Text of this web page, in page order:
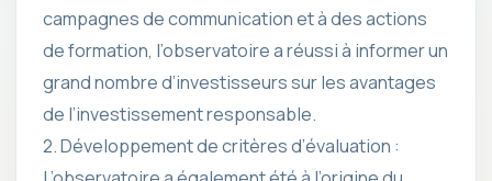
campagnes de communication et à des actions
de formation, l’observatoire a réussi à informer un
grand nombre d’investisseurs sur les avantages
de l’investissement responsable.
2. Développement de critères d’évaluation :